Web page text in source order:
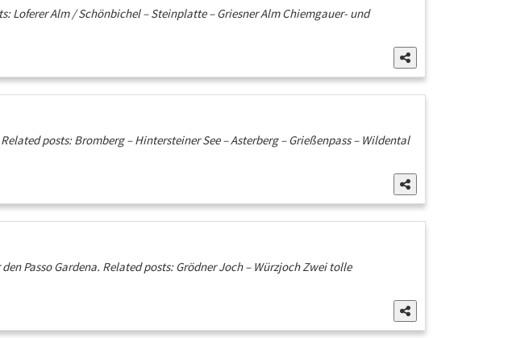
Loferer Alm / Schönbichel – Steinplatte – Griesner Alm Chiemgauer- und
posts: Bromberg – Hintersteiner See – Asterberg – Grießenpass – Wildental
Passo Gardena. Related posts: Grödner Joch – Würzjoch Zwei tolle